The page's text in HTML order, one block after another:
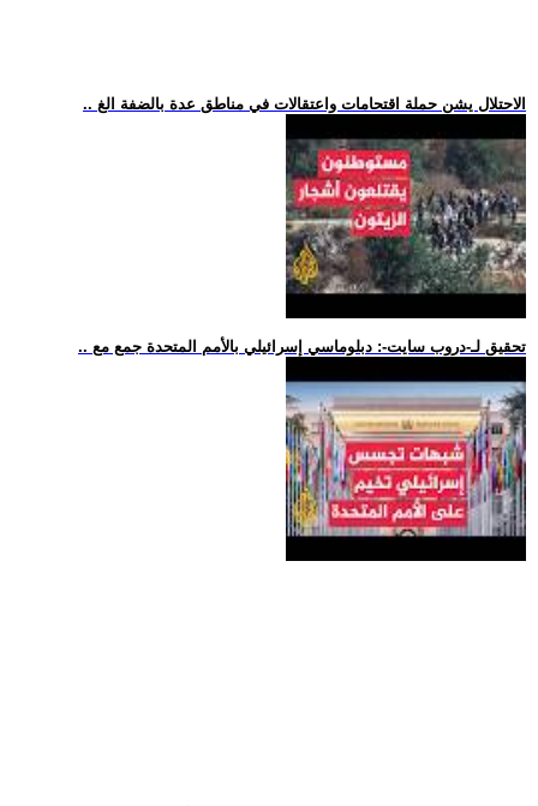
.. الاحتلال يشن حملة اقتحامات واعتقالات في مناطق عدة بالضفة الغ
.. تحقيق لـ-دروب سايت-: دبلوماسي إسرائيلي بالأمم المتحدة جمع مع